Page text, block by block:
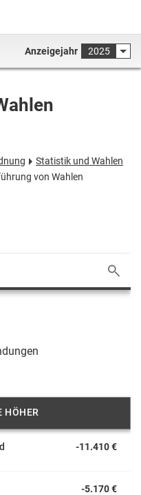
Anzeigejahr 2025
Statistik und Wahlen
von Wahlen
HÖHER
-11.410 €
-5.170 €